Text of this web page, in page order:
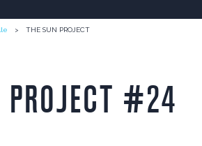
THE SUN PROJECT
PROJECT #24